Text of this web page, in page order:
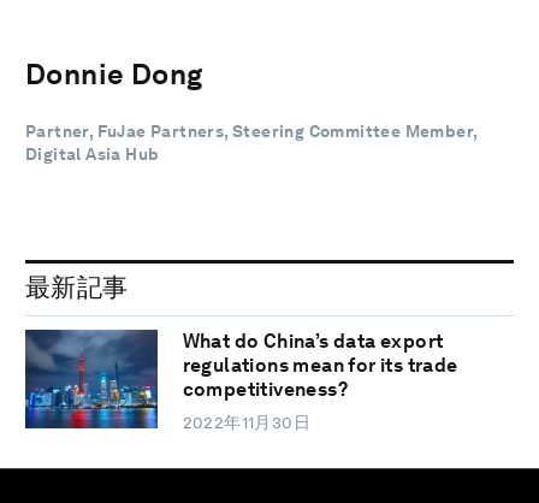
Donnie Dong
Partner, FuJae Partners, Steering Committee Member,
Digital Asia Hub
最新記事
What do China’s data export
regulations mean for its trade
competitiveness?
2022年11月30日